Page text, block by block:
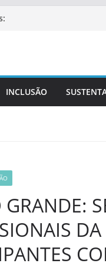
INCLUSÃO